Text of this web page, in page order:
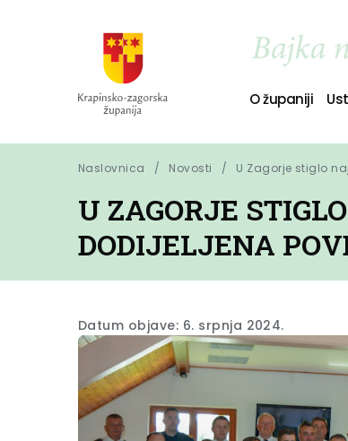
O županiji
Naslovnica Novosti U Zagorje stiglo
U ZAGORJE
DODIJELJENA
Datum objave: 6. srpnja 2024.